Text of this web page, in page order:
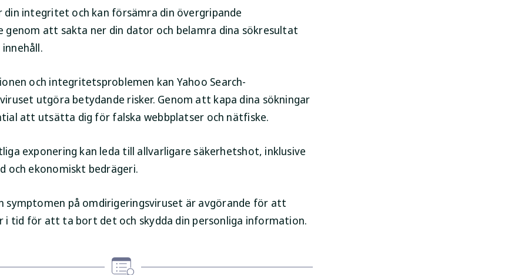
din integritet och kan försämra din övergripande
genom att sakta ner din dator och belamra dina sökresultat
och integritetsproblemen kan Yahoo Search-
utgöra betydande risker. Genom att kapa dina sökningar
att utsätta dig för falska webbplatser och nätfiske.
exponering kan leda till allvarligare säkerhetshot, inklusive
och ekonomiskt bedrägeri.
symptomen på omdirigeringsviruset är avgörande för att
i tid för att ta bort det och skydda din personliga information.